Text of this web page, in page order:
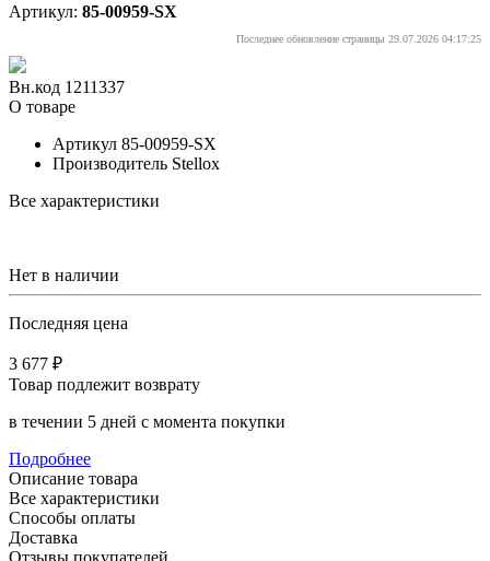
Артикул: 85-00959-SX
Последнее обновление страницы 29.07.2026 04:17:25
Вн.код 1211337
О товаре
Артикул 85-00959-SX
Производитель Stellox
Все характеристики
Нет в наличии
Последняя цена
3 677 ₽
Товар подлежит возврату
в течении 5 дней с момента покупки
Подробнее
Описание товара
Все характеристики
Способы оплаты
Доставка
Отзывы покупателей